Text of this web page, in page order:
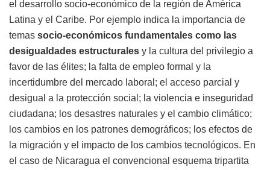
el desarrollo socio-económico de la región de América
Latina y el Caribe. Por ejemplo indica la importancia de
temas socio-económicos fundamentales como las
desigualdades estructurales y la cultura del privilegio a
favor de las élites; la falta de empleo formal y la
incertidumbre del mercado laboral; el acceso parcial y
desigual a la protección social; la violencia e inseguridad
ciudadana; los desastres naturales y el cambio climático;
los cambios en los patrones demográficos; los efectos de
la migración y el impacto de los cambios tecnológicos. En
el caso de Nicaragua el convencional esquema tripartita